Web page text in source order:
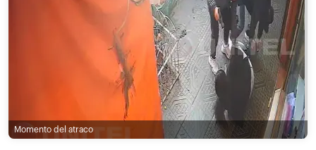
Momento del atraco